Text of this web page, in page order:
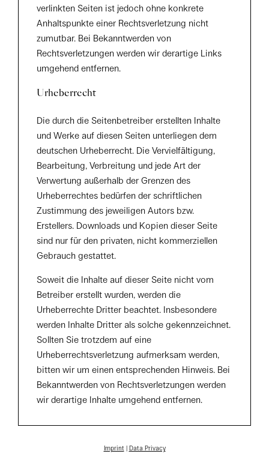
verlinkten Seiten ist jedoch ohne konkrete
Anhaltspunkte einer Rechtsverletzung nicht
zumutbar. Bei Bekanntwerden von
Rechtsverletzungen werden wir derartige Links
umgehend entfernen.
Urheberrecht
Die durch die Seitenbetreiber erstellten Inhalte
und Werke auf diesen Seiten unterliegen dem
deutschen Urheberrecht. Die Vervielfältigung,
Bearbeitung, Verbreitung und jede Art der
Verwertung außerhalb der Grenzen des
Urheberrechtes bedürfen der schriftlichen
Zustimmung des jeweiligen Autors bzw.
Erstellers. Downloads und Kopien dieser Seite
sind nur für den privaten, nicht kommerziellen
Gebrauch gestattet.
Soweit die Inhalte auf dieser Seite nicht vom
Betreiber erstellt wurden, werden die
Urheberrechte Dritter beachtet. Insbesondere
werden Inhalte Dritter als solche gekennzeichnet.
Sollten Sie trotzdem auf eine
Urheberrechtsverletzung aufmerksam werden,
bitten wir um einen entsprechenden Hinweis. Bei
Bekanntwerden von Rechtsverletzungen werden
wir derartige Inhalte umgehend entfernen.
Imprint| Data Privacy